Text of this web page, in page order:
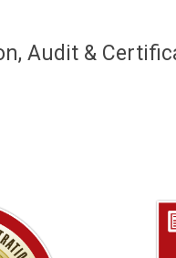
Audit &